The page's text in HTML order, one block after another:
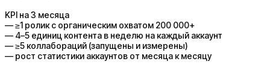
KPI на 3 месяца
— ≥1 ролик с органическим охватом 200 000+
— 4–5 единиц контента в неделю на каждый аккаунт
— ≥5 коллабораций (запущены и измерены)
— рост статистики аккаунтов от месяца к месяцу